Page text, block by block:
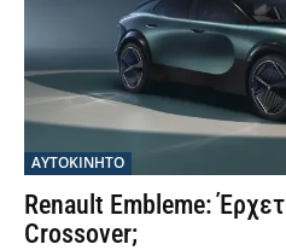
ΑΥΤΟΚΙΝΗΤΟ
Renault Embleme:
Crossover;